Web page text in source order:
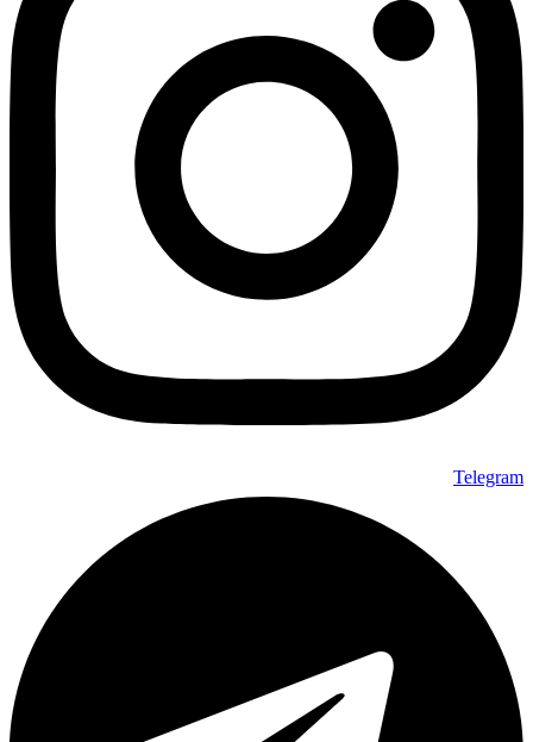
Telegram